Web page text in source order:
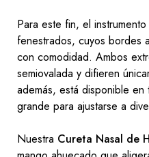
Para este fin, el
fenestrados, cuyos bordes
con comodidad. Ambos
semiovalada y difieren
además, está disponible
grande para ajustarse a
Nuestra Cureta Nasal de